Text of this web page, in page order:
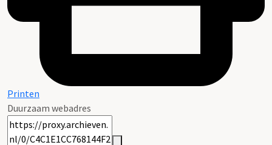
Printen
Duurzaam webadres